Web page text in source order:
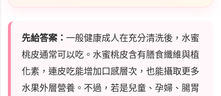
先給答案： 一般健康成人在充分清洗後，水蜜
桃皮通常可以吃。水蜜桃皮含有膳食纖維與植
化素，連皮吃能增加口感層次，也能攝取更多
水果外層營養。不過，若是兒童、孕婦、腸胃